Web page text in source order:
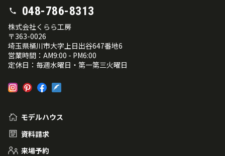
048-786-8313
株式会社くらら工房
〒363-0026
埼玉県桶川市大字上日出谷647番地6
営業時間：AM9:00 - PM6:00
定休日：毎週水曜日・第一第三火曜日
モデルハウス
資料請求
来場予約